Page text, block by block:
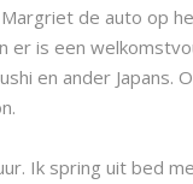
de auto op
er is een
en ander Japans.
Ik spring uit bed